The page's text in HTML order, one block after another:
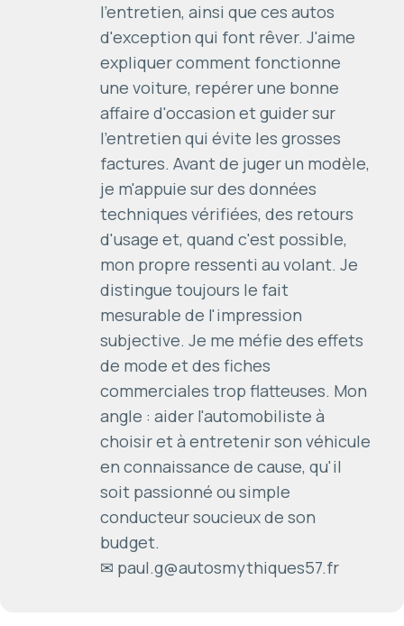
l'entretien, ainsi que ces autos
d'exception qui font rêver. J'aime
expliquer comment fonctionne
une voiture, repérer une bonne
affaire d'occasion et guider sur
l'entretien qui évite les grosses
factures. Avant de juger un modèle,
je m'appuie sur des données
techniques vérifiées, des retours
d'usage et, quand c'est possible,
mon propre ressenti au volant. Je
distingue toujours le fait
mesurable de l'impression
subjective. Je me méfie des effets
de mode et des fiches
commerciales trop flatteuses. Mon
angle : aider l'automobiliste à
choisir et à entretenir son véhicule
en connaissance de cause, qu'il
soit passionné ou simple
conducteur soucieux de son
budget.
✉ paul.g@autosmythiques57.fr